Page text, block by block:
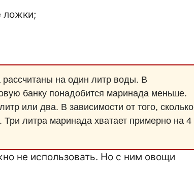
ложки;
на один литр воды. В
банку понадобится маринада меньше.
или два. В зависимости от того, сколько
Три литра маринада хватает примерно на 4
не использовать. Но с ним овощи